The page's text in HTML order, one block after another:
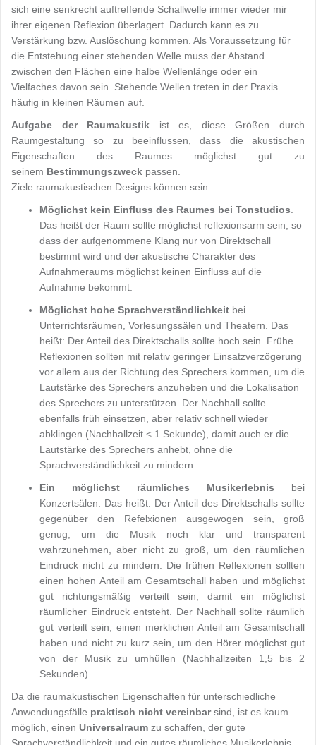
sich eine senkrecht auftreffende Schallwelle immer wieder mir
ihrer eigenen Reflexion überlagert. Dadurch kann es zu
Verstärkung bzw. Auslöschung kommen. Als Voraussetzung für
die Entstehung einer stehenden Welle muss der Abstand
zwischen den Flächen eine halbe Wellenlänge oder ein
Vielfaches davon sein. Stehende Wellen treten in der Praxis
häufig in kleinen Räumen auf.
Aufgabe der Raumakustik ist es, diese Größen durch
Raumgestaltung so zu beeinflussen, dass die akustischen
Eigenschaften des Raumes möglichst gut zu
seinem Bestimmungszweck passen.
Ziele raumakustischen Designs können sein:
Möglichst kein Einfluss des Raumes bei Tonstudios
Das heißt der Raum sollte möglichst reflexionsarm sein, so
dass der aufgenommene Klang nur von Direktschall
bestimmt wird und der akustische Charakter des
Aufnahmeraums möglichst keinen Einfluss auf die
Aufnahme bekommt.
Möglichst hohe Sprachverständlichkeit bei
Unterrichtsräumen, Vorlesungssälen und Theatern. Das
heißt: Der Anteil des Direktschalls sollte hoch sein. Frühe
Reflexionen sollten mit relativ geringer Einsatzverzögerung
vor allem aus der Richtung des Sprechers kommen, um die
Lautstärke des Sprechers anzuheben und die Lokalisation
des Sprechers zu unterstützen. Der Nachhall sollte
ebenfalls früh einsetzen, aber relativ schnell wieder
abklingen (Nachhallzeit < 1 Sekunde), damit auch er die
Lautstärke des Sprechers anhebt, ohne die
Sprachverständlichkeit zu mindern.
Ein möglichst räumliches Musikerlebnis bei
Konzertsälen. Das heißt: Der Anteil des Direktschalls sollte
gegenüber den Refelxionen ausgewogen sein, groß
genug, um die Musik noch klar und transparent
wahrzunehmen, aber nicht zu groß, um den räumlichen
Eindruck nicht zu mindern. Die frühen Reflexionen sollten
einen hohen Anteil am Gesamtschall haben und möglichst
gut richtungsmäßig verteilt sein, damit ein möglichst
räumlicher Eindruck entsteht. Der Nachhall sollte räumlich
gut verteilt sein, einen merklichen Anteil am Gesamtschall
haben und nicht zu kurz sein, um den Hörer möglichst gut
von der Musik zu umhüllen (Nachhallzeiten 1,5 bis 2
Sekunden).
Da die raumakustischen Eigenschaften für unterschiedliche
Anwendungsfälle praktisch nicht vereinbarsind, ist es kaum
möglich, einen Universalraum zu schaffen, der gute